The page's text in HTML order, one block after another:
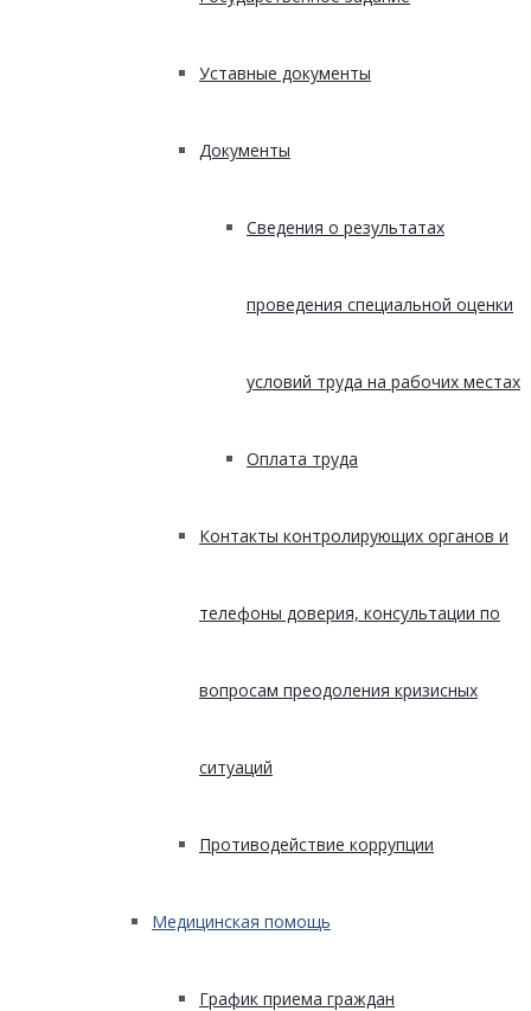
Уставные документы
Документы
Сведения о результатах
проведения специальной оценки
условий труда на рабочих местах
Оплата труда
Контакты контролирующих органов и
телефоны доверия, консультации по
вопросам преодоления кризисных
ситуаций
Противодействие коррупции
Медицинская помощь
График приема граждан